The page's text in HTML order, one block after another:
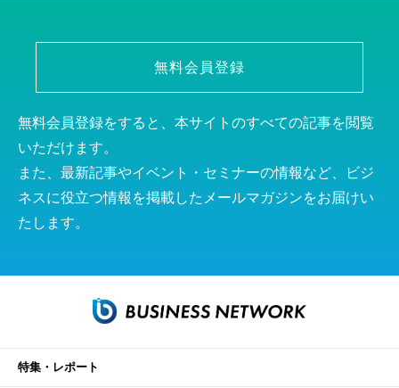
無料会員登録
無料会員登録をすると、本サイトのすべての記事を閲覧
いただけます。
また、最新記事やイベント・セミナーの情報など、ビジ
ネスに役立つ情報を掲載したメールマガジンをお届けい
たします。
特集・レポート